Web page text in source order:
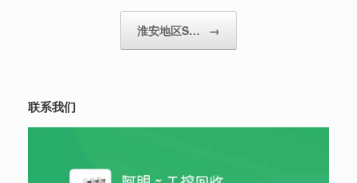
淮安地区S… →
联系我们